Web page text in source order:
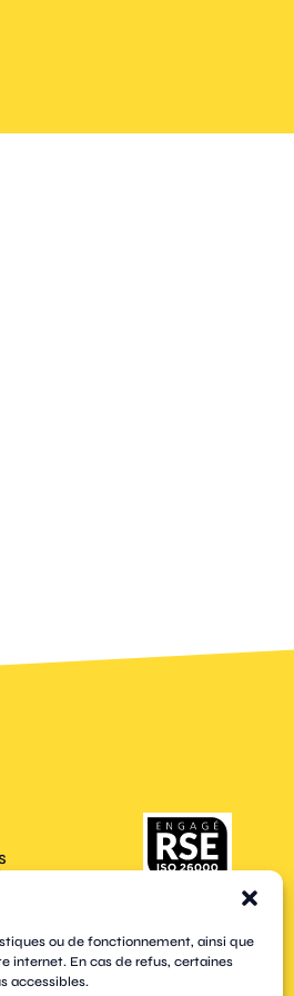
ou de fonctionnement, ainsi que
internet. En cas de refus, certaines
accessibles.